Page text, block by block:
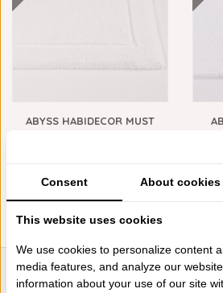
ABYSS HABIDECOR MUST
Consent About cookies
This website uses cookies
We use cookies to personalize content
media features, and analyze our
information about your use of our site